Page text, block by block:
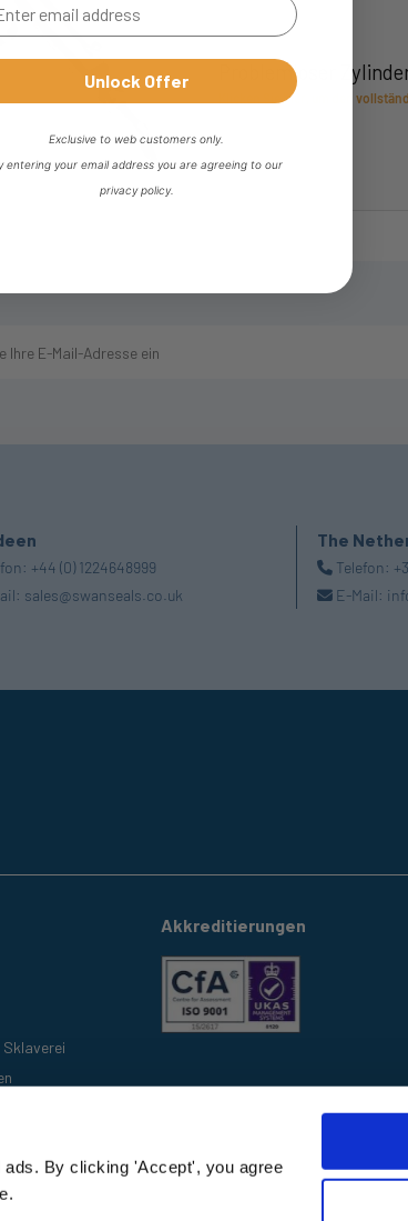
By clicking 'Accept', you agree
Problemloser
Klicken Sie hier, um den
+44 (0) 1224648999
sales@swanseals.co.uk
The
Telefon:
E-Mail:
Sklaverei
Akkreditierungen
Unlock Offer
Exclusive to web customers only.
entering your email address you are agreeing to our
privacy policy.